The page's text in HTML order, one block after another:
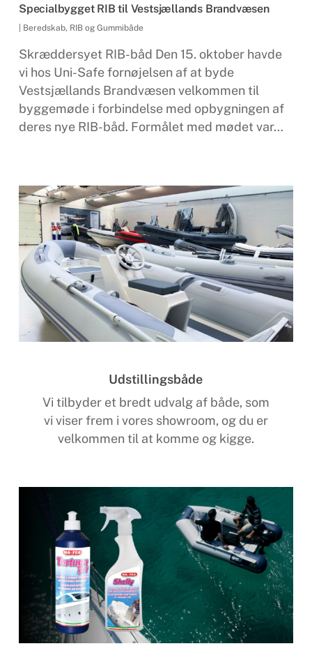
Specialbygget RIB til Vestsjællands Brandvæsen
Beredskab, RIB og Gummibåde
Skræddersyet RIB-båd Den 15. oktober havde
vi hos Uni-Safe fornøjelsen af at byde
Vestsjællands Brandvæsen velkommen til
byggemøde i forbindelse med opbygningen af
deres nye RIB-båd. Formålet med mødet var…
Udstillingsbåde
Vi tilbyder et bredt udvalg af både, som
vi viser frem i vores showroom, og du er
velkommen til at komme og kigge.